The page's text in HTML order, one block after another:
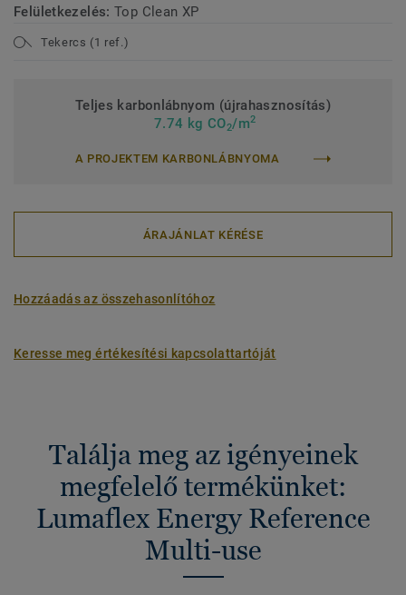
Felületkezelés:Top Clean XP
Tekercs (1 ref.)
Teljes karbonlábnyom (újrahasznosítás)
7.74 kg CO2/m2
A PROJEKTEM KARBONLÁBNYOMA
ÁRAJÁNLAT KÉRÉSE
Hozzáadás az összehasonlítóhoz
Keresse meg értékesítési kapcsolattartóját
Találja meg az igényeinek
megfelelő termékünket:
Lumaflex Energy Reference
Multi-use